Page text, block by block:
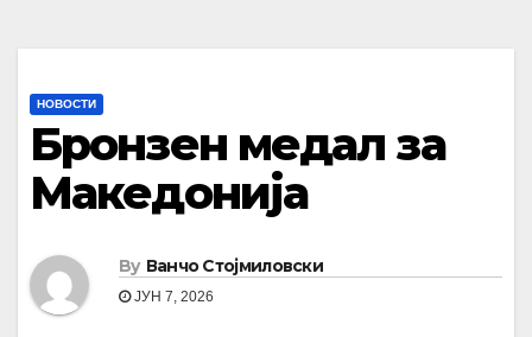
НОВОСТИ
Бронзен медал за
Македонија
By Ванчо Стојмиловски
ЈУН 7, 2026